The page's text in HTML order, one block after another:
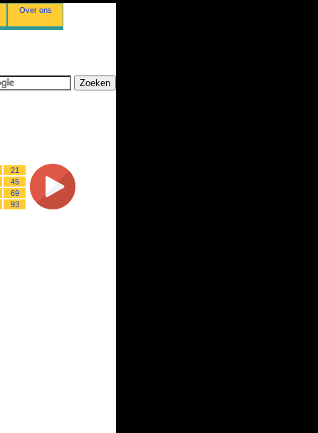
Over ons
21
45
69
93